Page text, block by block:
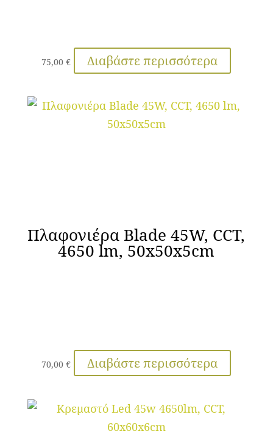
75,00€ Διαβάστε περισσότερα
Πλαφονιέρα Blade 45W, CCT,
4650 lm, 50x50x5cm
70,00€ Διαβάστε περισσότερα